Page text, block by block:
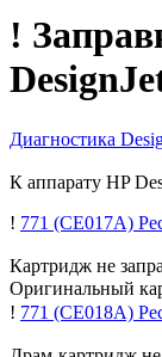
!
Диагностика
К аппарату HP
! 771 (CE017A)
Картридж не
Оригинальный
! 771 (CE018A)